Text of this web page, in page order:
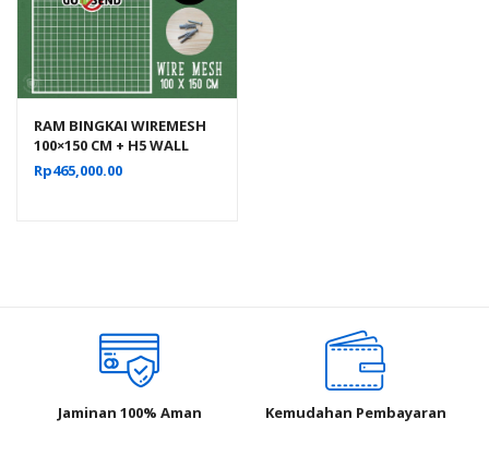
RAM BINGKAI WIREMESH
100×150 CM + H5 WALL
PUTIH | Rak Dinding
Gantung Mundo Toko
Rp465,000.00
Jaminan 100% Aman Kemudahan Pembayaran